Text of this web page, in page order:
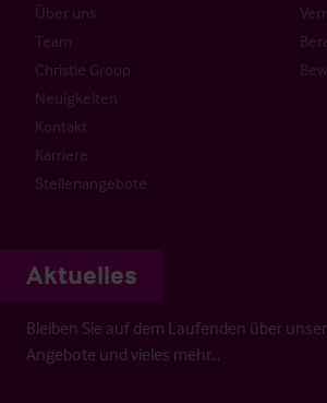
Über uns
Team
Christie Group
Neuigkeiten
Kontakt
Karriere
Stellenangebote
Aktuelles
Bleiben Sie auf dem Laufenden über
Angebote und vieles mehr…